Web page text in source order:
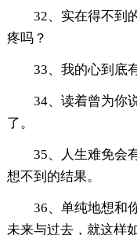
32、实在得不到
疼吗？
33、我的心到底
34、读着曾为你
了。
35、人生难免会
想不到的结果。
36、单纯地想和
未来与过去，就这样